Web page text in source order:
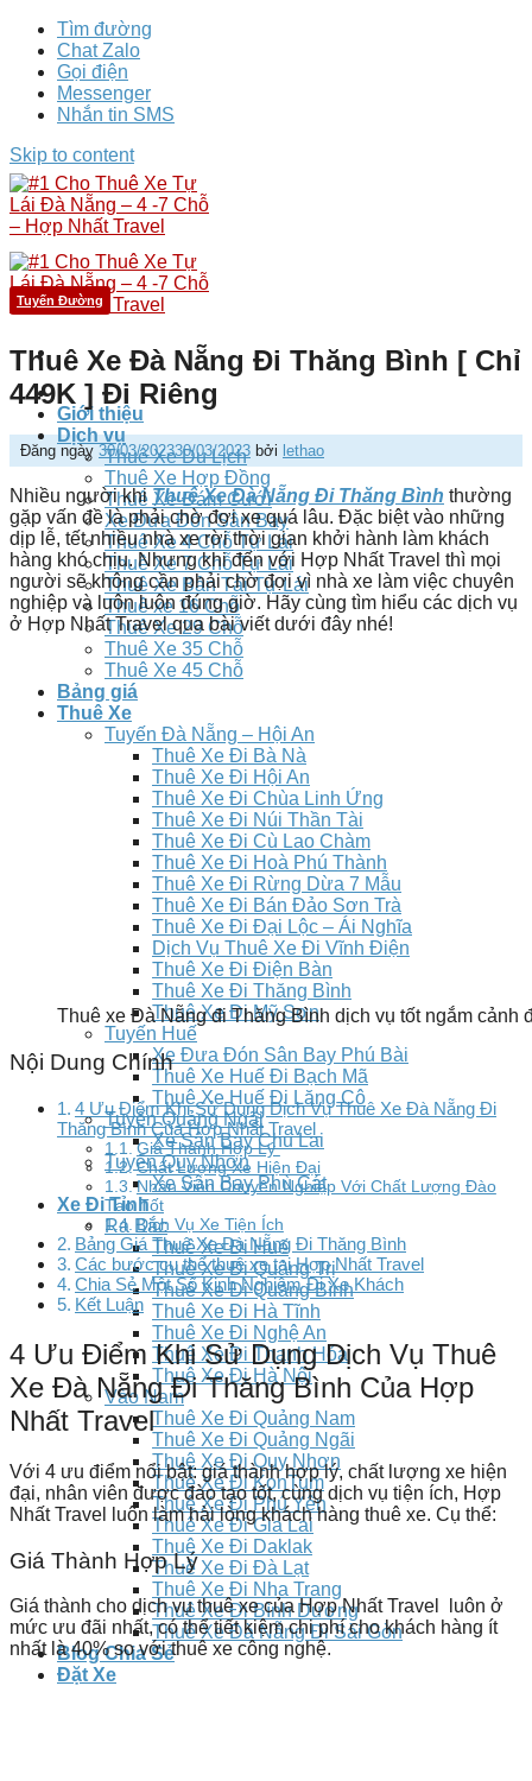
Tìm đường
Chat Zalo
Gọi điện
Messenger
Nhắn tin SMS
Skip to content
Giới thiệu
Dịch vụ
Thuê Xe Du Lịch
Thuê Xe Hợp Đồng
Thuê Xe Đám Cưới
Xe Đưa Đón Sân Bay
Thuê Xe 4 Chỗ Tự Lái
Thuê Xe 7 Chỗ Tự Lái
Thuê Xe Bản Tải Tự Lái
Thuê xe 16 Chỗ
Thuê Xe 29 Chỗ
Thuê Xe 35 Chỗ
Thuê Xe 45 Chỗ
Bảng giá
Thuê Xe
Tuyến Đà Nẵng – Hội An
Thuê Xe Đi Bà Nà
Thuê Xe Đi Hội An
Thuê Xe Đi Chùa Linh Ứng
Thuê Xe Đi Núi Thần Tài
Thuê Xe Đi Cù Lao Chàm
Thuê Xe Đi Hoà Phú Thành
Thuê Xe Đi Rừng Dừa 7 Mẫu
Thuê Xe Đi Bán Đảo Sơn Trà
Thuê Xe Đi Đại Lộc – Ái Nghĩa
Dịch Vụ Thuê Xe Đi Vĩnh Điện
Thuê Xe Đi Điện Bàn
Thuê Xe Đi Thăng Bình
Thuê Xe Đi Mỹ Sơn
Tuyến Huế
Xe Đưa Đón Sân Bay Phú Bài
Thuê Xe Huế Đi Bạch Mã
Thuê Xe Huế Đi Lăng Cô
Tuyến Quảng Ngãi
Xe Sân Bay Chu Lai
Tuyến Quy Nhơn
Xe Sân Bay Phù Cát
Xe Đi Tỉnh
Ra Bắc
Thuê Xe Đi Huế
Thuê Xe Đi Quảng Trị
Thuê Xe Đi Quảng Bình
Thuê Xe Đi Hà Tĩnh
Thuê Xe Đi Nghệ An
Thuê Xe Đi Thanh Hóa
Thuê Xe Đi Hà Nội
Vào Nam
Thuê Xe Đi Quảng Nam
Thuê Xe Đi Quảng Ngãi
Thuê Xe Đi Quy Nhơn
Thuê Xe Đi KonTum
Thuê Xe Đi Phú Yên
Thuê Xe Đi Gia Lai
Thuê Xe Đi Daklak
Thuê Xe Đi Đà Lạt
Thuê Xe Đi Nha Trang
Thuê Xe Đi Bình Dương
Thuê Xe Đà Nẵng Đi Sài Gòn
Blog Chia Sẻ
Đặt Xe
Tuyến Đường
Thuê Xe Đà Nẵng Đi Thăng Bình [ Chỉ
449K ] Đi Riêng
Đăng ngày 30/03/202330/03/2023 bởi lethao
Nhiều người khi Thuê Xe Đà Nẵng Đi Thăng Bình thường
gặp vấn đề là phải chờ đợi xe quá lâu. Đặc biệt vào những
dịp lễ, tết nhiều nhà xe rời thời gian khởi hành làm khách
hàng khó chịu. Nhưng khi đến với Hợp Nhất Travel thì mọi
người sẽ không cần phải chờ đợi vì nhà xe làm việc chuyên
nghiệp và luôn luôn đúng giờ. Hãy cùng tìm hiểu các dịch vụ
ở Hợp Nhất Travel qua bài viết dưới đây nhé!
Thuê xe Đà Nẵng đi Thăng Bình dịch vụ tốt ngắm cảnh
Nội Dung Chính
4 Ưu Điểm Khi Sử Dụng Dịch Vụ Thuê Xe Đà Nẵng Đi
Thăng Bình Của Hợp Nhất Travel
Giá Thành Hợp Lý
Chất Lượng Xe Hiện Đại
Nhân Viên Chuyên Nghiệp Với Chất Lượng Đào
Tạo Tốt
Dịch Vụ Xe Tiện Ích
Bảng Giá Thuê Xe Đà Nẵng Đi Thăng Bình
Các bước cụ thể thuê xe tại Hợp Nhất Travel
Chia Sẻ Một Số Kinh Nghiệm Đi Xe Khách
Kết Luận
4 Ưu Điểm Khi Sử Dụng Dịch Vụ Thuê
Xe Đà Nẵng Đi Thăng Bình Của Hợp
Nhất Travel
Với 4 ưu điểm nổi bật: giá thành hợp lý, chất lượng xe hiện
đại, nhân viên được đào tạo tốt, cùng dịch vụ tiện ích, Hợp
Nhất Travel luôn làm hài lòng khách hàng thuê xe. Cụ thể:
Giá Thành Hợp Lý
Giá thành cho dịch vụ thuê xe của Hợp Nhất Travel
luôn ở
mức ưu đãi nhất, có thể tiết kiệm chi phí cho khách hàng ít
nhất là 40% so với thuê xe công nghệ.